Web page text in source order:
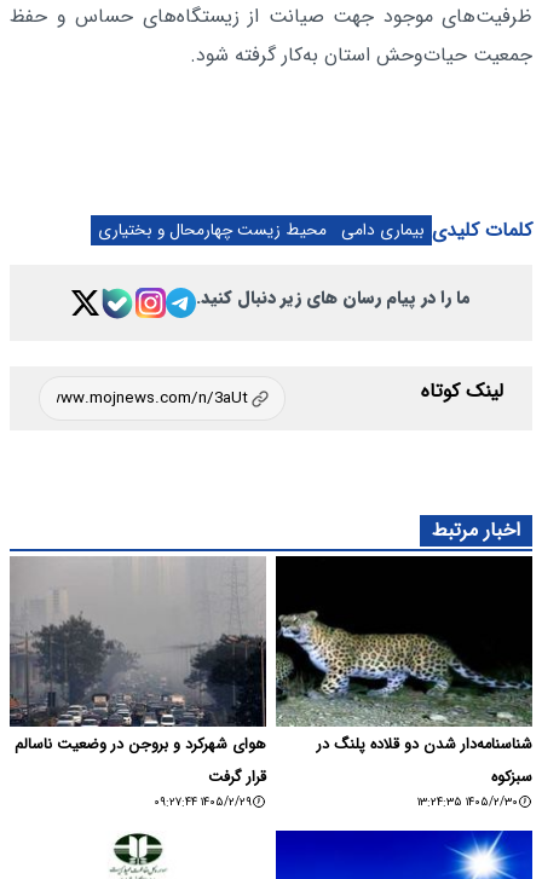
ظرفیت‌های موجود جهت صیانت از زیستگاه‌های حساس و حفظ
جمعیت حیات‌وحش استان به‌کار گرفته شود.
کلمات کلیدی بیماری دامی محیط زیست چهارمحال و بختیاری
ما را در پیام رسان های زیر دنبال کنید.
لینک کوتاه
اخبار مرتبط
شناسنامه‌دار شدن دو قلاده پلنگ در
سبزکوه
۱۴۰۵/۲/۳۰ ۱۳:۲۴:۳۵
هوای شهرکرد و بروجن در وضعیت ناسالم
قرار گرفت
۱۴۰۵/۲/۲۹ ۰۹:۲۷:۴۴